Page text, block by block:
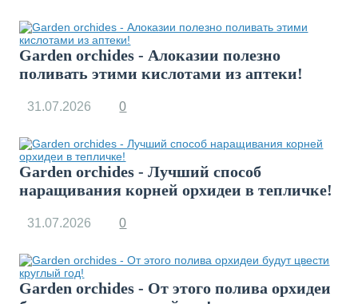
Garden orchides - Алоказии полезно
поливать этими кислотами из аптеки!
31.07.2026 0
Garden orchides - Лучший способ
наращивания корней орхидеи в тепличке!
31.07.2026 0
Garden orchides - От этого полива орхидеи